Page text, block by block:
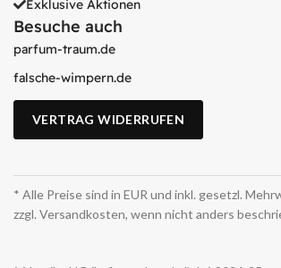
Exklusive Aktionen
Besuche auch
parfum-traum.de
falsche-wimpern.de
VERTRAG WIDERRUFEN
* Alle Preise sind in EUR und inkl. gesetzl.
zzgl. Versandkosten, wenn nicht anders